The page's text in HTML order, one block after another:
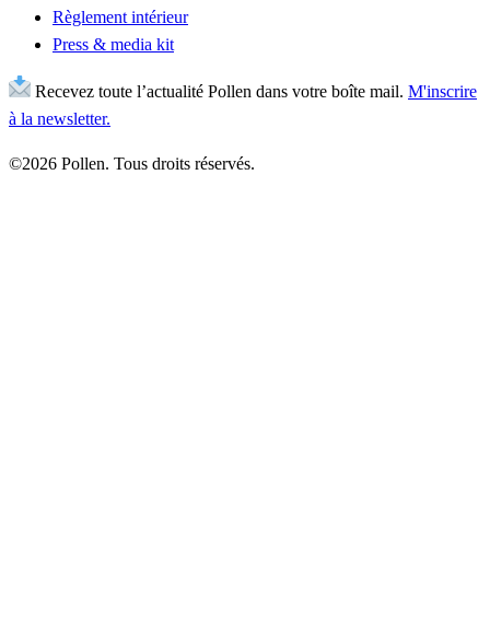
Règlement intérieur
Press & media kit
Recevez toute l’actualité Pollen dans votre boîte mail. M'inscrire
à la newsletter.
©2026 Pollen. Tous droits réservés.